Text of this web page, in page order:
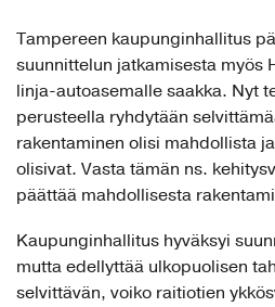
Tampereen kaupunginhallitus
suunnittelun jatkamisesta myös
linja-autoasemalle saakka. Nyt
perusteella ryhdytään
rakentaminen olisi mahdollista
olisivat. Vasta tämän ns.
päättää mahdollisesta
Kaupunginhallitus hyväksyi
mutta edellyttää ulkopuolisen
selvittävän, voiko raitiotien